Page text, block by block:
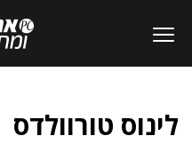
לינוס טורוולדס